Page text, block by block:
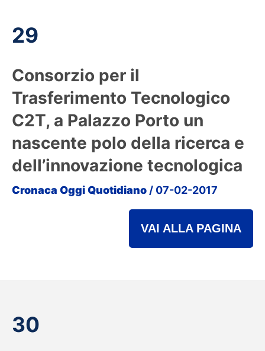
29
Consorzio per il
Trasferimento Tecnologico
C2T, a Palazzo Porto un
nascente polo della ricerca e
dell’innovazione tecnologica
Cronaca Oggi Quotidiano / 07-02-2017
VAI ALLA PAGINA
30